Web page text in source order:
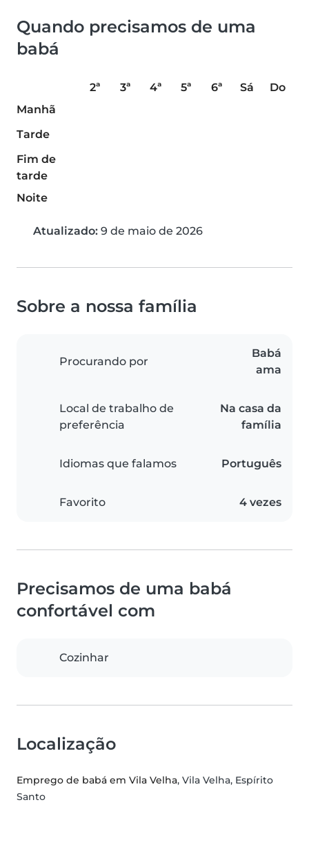
Quando precisamos de uma
babá
2ª 3ª 4ª 5ª 6ª Sá
Do
Manhã
Tarde
Fim de
tarde
Noite
Atualizado: 9 de maio de 2026
Sobre a nossa família
Procurando por
Babá
ama
Local de trabalho de
preferência
Na casa da
família
Idiomas que falamos Português
Favorito 4 vezes
Precisamos de uma babá
confortável com
Cozinhar
Localização
Emprego de babá em Vila Velha, Vila Velha, Espírito
Santo